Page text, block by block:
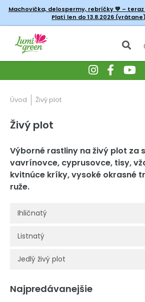
Machovička, delospermy, rebríčky💚 – teraz
Platí len do 13.8.2026
Úvod Živý plot
Živý plot
Výborné rastliny na živý plot za
vavrínovce, cyprusovce, tisy,
kvitnúce kríky, vysoké okrasné
ruže.
Ihličnatý
Listnatý
Jedlý živý plot
Najpredávanejšie